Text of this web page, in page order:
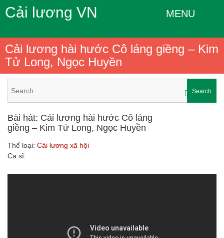
Cải lương VN MENU
Cải lương hài hước Cô láng giềng – Kim
Tử Long, Ngọc Huyền
Search
Bài hát: Cải lương hài hước Cô láng
giềng – Kim Tử Long, Ngọc Huyền
Thể loại: Cải lương xã hội
Ca sĩ: